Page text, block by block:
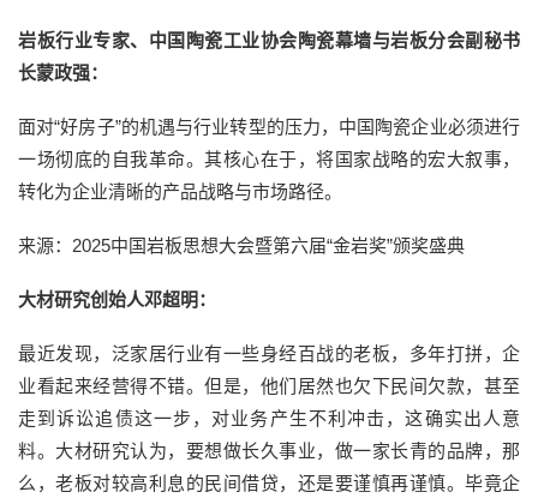
岩板行业专家、中国陶瓷工业协会陶瓷幕墙与岩板分会副秘书
长蒙政强：
面对“好房子”的机遇与行业转型的压力，中国陶瓷企业必须进行
一场彻底的自我革命。其核心在于，将国家战略的宏大叙事，
转化为企业清晰的产品战略与市场路径。
来源：2025中国岩板思想大会暨第六届“金岩奖”颁奖盛典
大材研究创始人邓超明：
最近发现，泛家居行业有一些身经百战的老板，多年打拼，企
业看起来经营得不错。但是，他们居然也欠下民间欠款，甚至
走到诉讼追债这一步，对业务产生不利冲击，这确实出人意
料。大材研究认为，要想做长久事业，做一家长青的品牌，那
么，老板对较高利息的民间借贷，还是要谨慎再谨慎。毕竟企